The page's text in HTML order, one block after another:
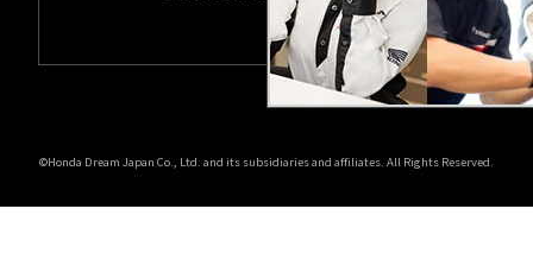
©Honda Dream Japan Co., Ltd. and its subsidiaries and affiliates. All Rights Reserved.